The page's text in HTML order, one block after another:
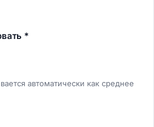
*
автоматически как среднее